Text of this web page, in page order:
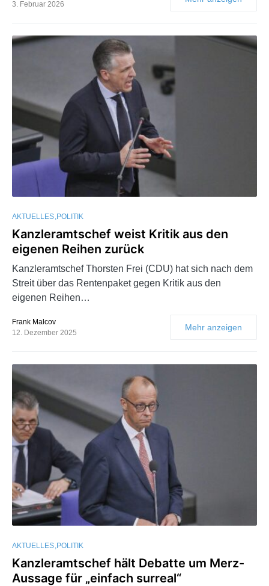
3. Februar 2026
AKTUELLES POLITIK
Kanzleramtschef weist Kritik aus den
eigenen Reihen zurück
Kanzleramtschef Thorsten Frei (CDU) hat sich nach dem
Streit über das Rentenpaket gegen Kritik aus den
eigenen Reihen…
Frank Malcov
12. Dezember 2025
Mehr anzeigen
AKTUELLES POLITIK
Kanzleramtschef hält Debatte um Merz-
Aussage für „einfach surreal“